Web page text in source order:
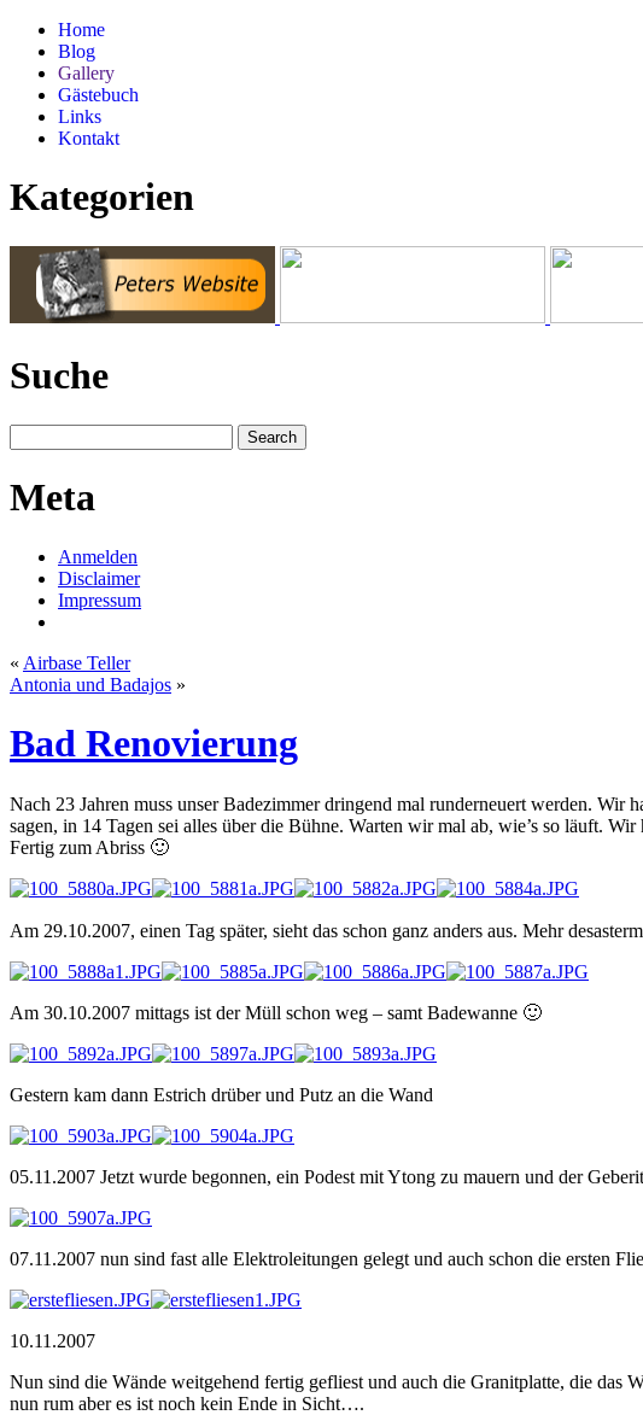
Home
Blog
Gallery
Gästebuch
Links
Kontakt
Kategorien
Suche
Meta
Anmelden
Disclaimer
Impressum
« Airbase Teller
Antonia und Badajos »
Bad Renovierung
Nach 23 Jahren muss unser Badezimmer dringend mal runderneuert werden.
sagen, in 14 Tagen sei alles über die Bühne. Warten wir mal ab, wie’s so läuft.
Fertig zum Abriss 🙂
Am 29.10.2007, einen Tag später, sieht das schon ganz anders aus. Mehr
Am 30.10.2007 mittags ist der Müll schon weg – samt Badewanne 🙂
Gestern kam dann Estrich drüber und Putz an die Wand
05.11.2007 Jetzt wurde begonnen, ein Podest mit Ytong zu mauern und der
07.11.2007 nun sind fast alle Elektroleitungen gelegt und auch schon die ersten
10.11.2007
Nun sind die Wände weitgehend fertig gefliest und auch die Granitplatte, die das
nun rum aber es ist noch kein Ende in Sicht….